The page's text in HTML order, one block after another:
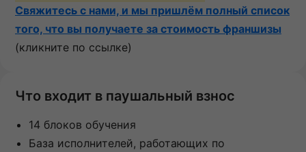
Свяжитесь с нами, и мы пришлём полный список
того, что вы получаете за стоимость франшизы
(кликните по ссылке)
Что входит в паушальный взнос
14 блоков обучения
База исполнителей, работающих по